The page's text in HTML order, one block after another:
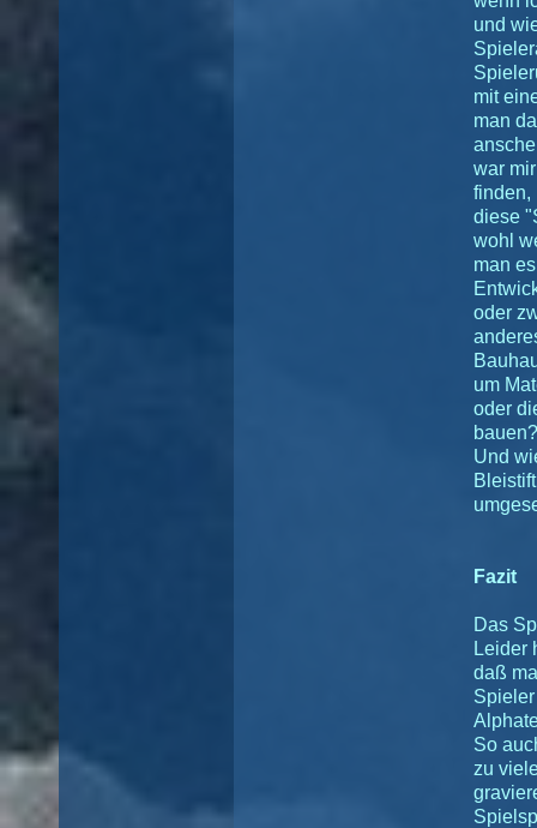
und
mit
man
war
finden,
diese
wohl
man
oder
um
oder
bauen?
Und
Fazit
Das
Leider
daß
So
zu